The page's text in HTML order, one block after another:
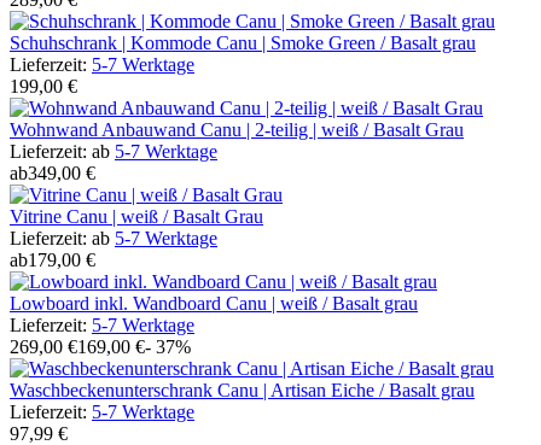
Schuhschrank | Kommode Canu | Smoke Green / Basalt grau
Lieferzeit: 5-7 Werktage
199,00 €
Wohnwand Anbauwand Canu | 2-teilig | weiß / Basalt Grau
Lieferzeit: ab 5-7 Werktage
ab349,00 €
Vitrine Canu | weiß / Basalt Grau
Lieferzeit: ab 5-7 Werktage
ab179,00 €
Lowboard inkl. Wandboard Canu | weiß / Basalt grau
Lieferzeit: 5-7 Werktage
269,00 €169,00 €- 37%
Waschbeckenunterschrank Canu | Artisan Eiche / Basalt grau
Lieferzeit: 5-7 Werktage
97,99 €